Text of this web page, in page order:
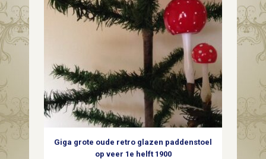
roze
kwart
Giga grote oude retro glazen paddenstoel
op veer 1e helft 1900